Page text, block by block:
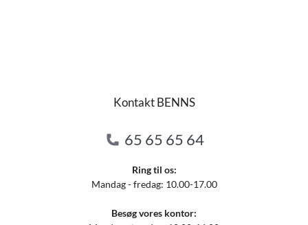
Kontakt BENNS
65 65 65 64
Ring til os:
Mandag - fredag: 10.00-17.00
Besøg vores kontor: